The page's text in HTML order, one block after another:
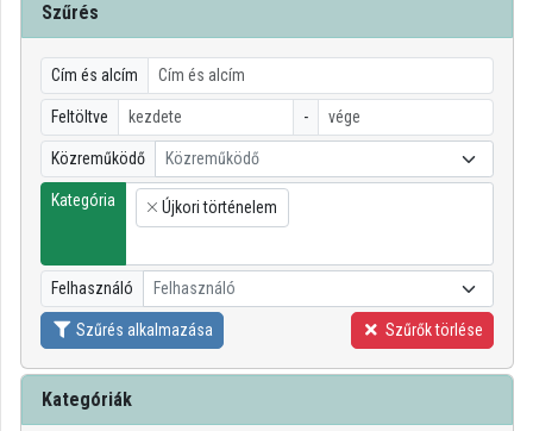
Kategóriák
Lejátszási listák
Intézmények
Közreműködők
világos
Szűrés
Cím és alcím
Feltöltve -
Közreműködő Közreműködő
Kategória
×
Újkori történelem
Felhasználó Felhasználó
Szűrés alkalmazása Szűrők törlése
Kategóriák